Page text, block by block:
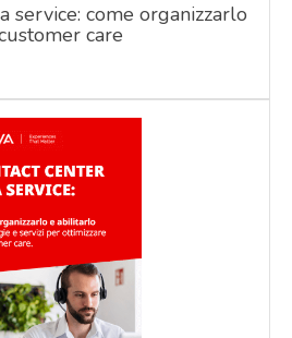
service: come organizzarlo
care